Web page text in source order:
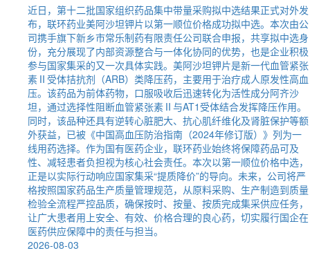
近日，第十二批国家组织药品集中带量采购拟中选结果正式对外发
布，联环药业美阿沙坦钾片以第一顺位价格成功拟中选。本次由公
司携手旗下新乡市常乐制药有限责任公司联合申报，共享拟中选身
份，充分展现了内部资源整合与一体化协同的优势，也是企业积极
参与国家集采的又一次具体实践。美阿沙坦钾片是新一代血管紧张
素Ⅱ受体拮抗剂（ARB）类降压药，主要用于治疗成人原发性高血
压。该药品为前体药物，口服吸收后迅速转化为活性成分阿齐沙
坦，通过选择性阻断血管紧张素Ⅱ与AT1受体结合发挥降压作用。
同时，该品种还具有逆转心脏肥大、抗心肌纤维化及肾脏保护等额
外获益，已被《中国高血压防治指南（2024年修订版）》列为一
线用药选择。作为国有医药企业，联环药业始终将保障药品可及
性、减轻患者负担视为核心社会责任。本次以第一顺位价格中选，
正是以实际行动响应国家集采“提质降价”的导向。未来，公司将严
格按照国家药品生产质量管理规范，从原料采购、生产制造到质量
检验全流程严控品质，确保按时、按量、按质完成集采供应任务，
让广大患者用上安全、有效、价格合理的良心药，切实履行国企在
医药供应保障中的责任与担当。
2026-08-03